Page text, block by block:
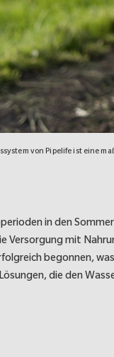
von Pipelife ist eine
in den
Versorgung mit
begonnen,
die den